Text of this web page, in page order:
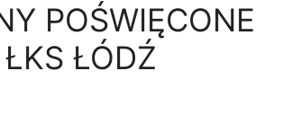
POŚWIĘCONE
ŁKS ŁÓDŹ